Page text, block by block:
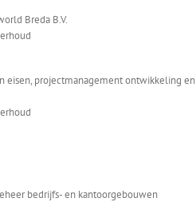
Breda B.V.
eisen, projectmanagement ontwikkeling en
bedrijfs- en kantoorgebouwen